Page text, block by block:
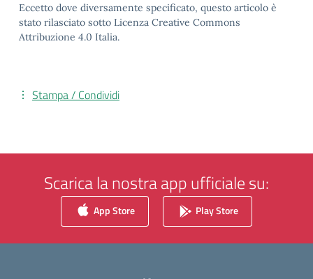
Eccetto dove diversamente specificato, questo articolo è
stato rilasciato sotto Licenza Creative Commons
Attribuzione 4.0 Italia.
Stampa / Condividi
Scarica la nostra app ufficiale su:
App Store Play Store